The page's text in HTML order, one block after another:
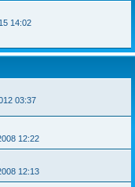
14:02
03:37
12:22
12:13